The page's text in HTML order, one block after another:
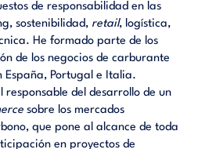
de responsabilidad en las
sostenibilidad, retail, logística,
He formado parte de los
de los negocios de carburante
España, Portugal e Italia.
responsable del desarrollo de un
sobre los mercados
que pone al alcance de toda
en proyectos de